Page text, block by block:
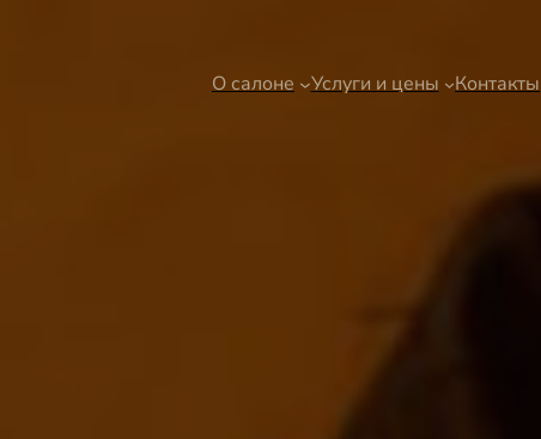
О салоне Услуги и цены Контакты